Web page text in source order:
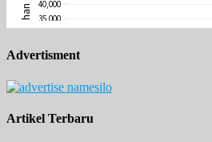
Advertisment
Artikel Terbaru